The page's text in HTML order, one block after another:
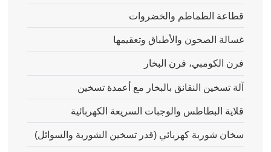
قطاعة الطماطم والخضروات
غسالة الصحون والأطباق وتعقيمها
فرن الكومبي، فرن البخار
آلة تسخين النقانق بالبخار مع أعمدة تسخين
قلاية البطاطس والوجبات السريعة الكهربائية
سخان شوربة كهربائي (قدر تسخين الشوربة والسوائل)